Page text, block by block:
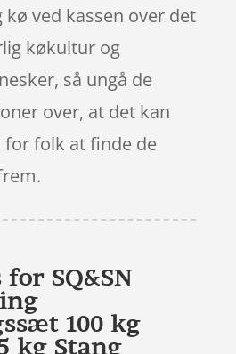
kø ved kassen over det
køkultur og
så ungå de
over, at det kan
for folk at finde de
for SQ&SN
100 kg
kg Stang